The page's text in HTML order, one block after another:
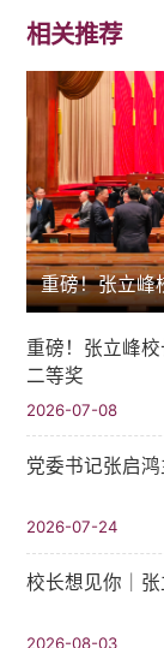
相关推荐
重磅！张立峰
二等奖
2026-07-08
党委书记张启
2026-07-24
校长想见你｜
2026-08-03